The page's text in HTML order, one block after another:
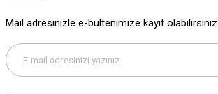
Mail adresinizle e-bültenimize kayıt olabilirsiniz.